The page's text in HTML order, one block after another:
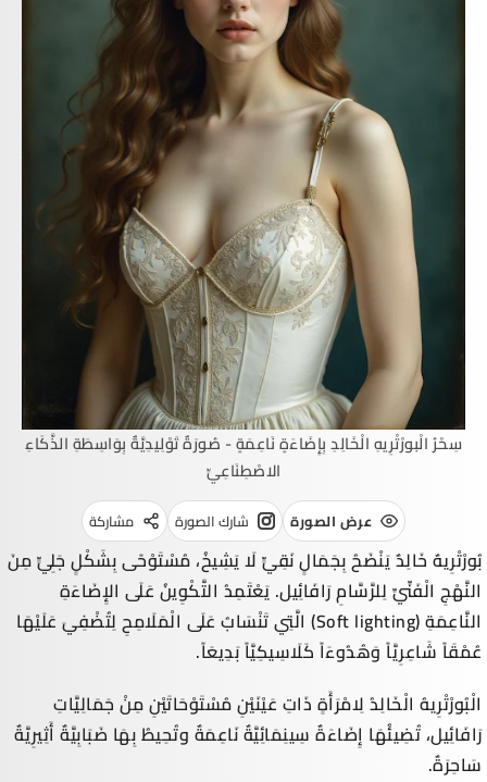
سِحْرُ الْبورْتْرِيهِ الْخَالِدِ بِإِضَاءَةٍ نَاعِمَةٍ - صُورَةٌ تَوْلِيدِيَّةٌ بِوَاسِطَةِ الذَّكَاءِ
الاصْطِنَاعِيِّ
عرض الصورة شارك الصورة مشاركة
بُورْتْرِيهٌ خَالِدٌ يَنْضَحُ بِجَمَالٍ نَقِيٍّ لَا يَشِيخُ، مُسْتَوْحًى بِشَكْلٍ جَلِيٍّ مِنَ
النَّهْجِ الْفَنِّيِّ لِلرَّسَّامِرَافَائِيل. يَعْتَمِدُ التَّكْوِينُ عَلَى الإِضَاءَةِ
النَّاعِمَةِ (Soft lighting) الَّتِي تَنْسَابُ عَلَى الْمَلَامِحِ لِتُضْفِيَ عَلَيْهَا
عُمْقَاً شَاعِرِيَّاً وَهُدُوءَاً كَلَاسِيكِيَّاً بَدِيعَاً.
الْبُورْتْرِيهُ الْخَالِدُ لِامْرَأَةٍ ذَاتِ عَيْنَيْنِ مُسْتَوْحَاتَيْنِ مِنْ جَمَالِيَّاتِ
رَافَائِيل، تُضِيئُهَا إِضَاءَةٌ سِينِمَائِيَّةٌ نَاعِمَةٌ وتُحِيطُ بِهَا ضَبَابِيَّةٌ أَثِيرِيَّةٌ
سَاحِرَةٌ.